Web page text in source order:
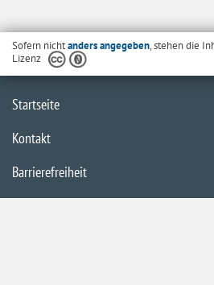
Sofern nichtanders angegeben, stehen die
Lizenz
Startseite
Kontakt
Barrierefreiheit